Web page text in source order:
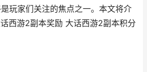
玩家们关注的焦点之一。本文将介
西游2副本奖励 大话西游2副本积分